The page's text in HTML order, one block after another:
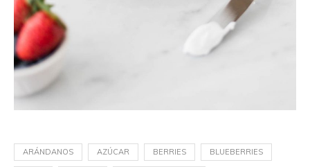
ARÁNDANOS AZÚCAR BERRIES BLUEBERRIES